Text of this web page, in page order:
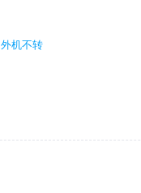
机不转